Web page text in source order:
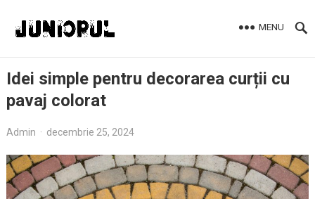
MENU
Idei simple pentru decorarea curții cu
pavaj colorat
Admin · decembrie 25, 2024